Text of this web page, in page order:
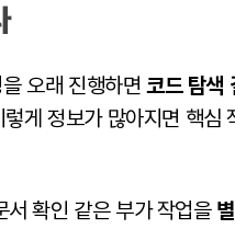
오래 진행하면 코드 탐색
렇게 정보가 많아지면 핵심
서 확인 같은 부가 작업을